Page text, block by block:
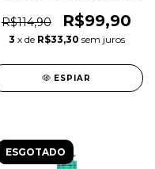
R$114,90
R$99,90
3 x de R$33,30 sem juros
ESPIAR
ESGOTADO